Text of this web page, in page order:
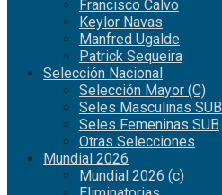
Francisco Calvo
Keylor Navas
Manfred Ugalde
Patrick Sequeira
Selección Nacional
Selección Mayor (C)
Seles Masculinas SUB
Seles Femeninas SUB
Otras Selecciones
Mundial 2026
Mundial 2026 (c)